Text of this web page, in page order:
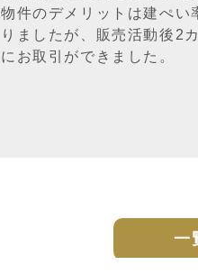
物件のデメリットは建ぺい
りましたが、販売活動後2
にお取引ができました。
一